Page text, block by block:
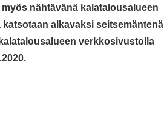
nähtävänä kalatalousalueen
alkavaksi seitsemäntenä
verkkosivustolla